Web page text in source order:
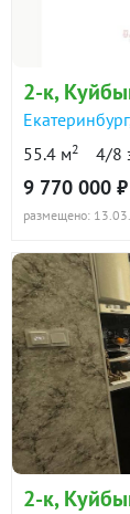
2-к,
Екатеринбург
55.4 м2 4/8
9 770 000 ₽
размещено:
2-к,